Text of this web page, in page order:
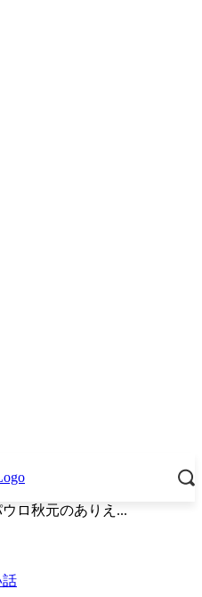
ウロ秋元のありえ...
話